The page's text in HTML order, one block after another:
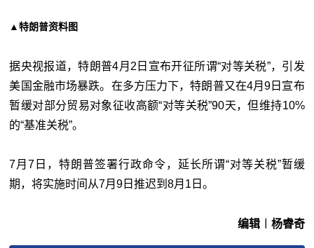
▲特朗普资料图
据央视报道，特朗普4月2日宣布开征所谓“对等关税”，引发
美国金融市场暴跌。在多方压力下，特朗普又在4月9日宣布
暂缓对部分贸易对象征收高额“对等关税”90天，但维持10%
的“基准关税”。
7月7日，特朗普签署行政命令，延长所谓“对等关税”暂缓
期，将实施时间从7月9日推迟到8月1日。
编辑︱杨睿奇